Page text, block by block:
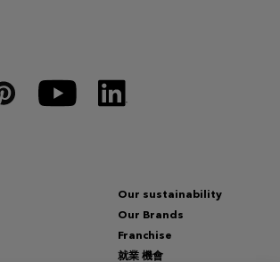
Our sustainability
Our Brands
Franchise
就業 機會